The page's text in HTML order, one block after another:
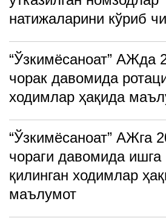
натижаларини кўриб
“Ўзкимёсаноат” АЖда
чорак давомида
ходимлар ҳақида
“Ўзкимёсаноат” АЖга
чораги давомида ишга
қилинган ходимлар
маълумот